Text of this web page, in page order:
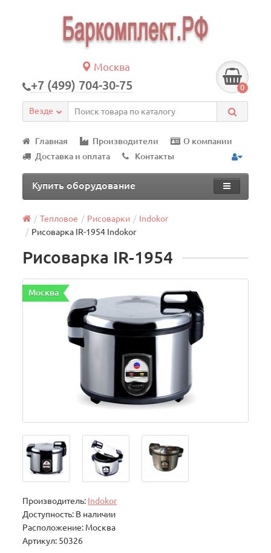
Москва
+7 (499) 704-30-75 0
Везде
Главная Производители
О компании
Доставка и оплата
Контакты
Купить оборудование
Тепловое Рисоварки
Indokor
Рисоварка IR-1954 Indokor
Рисоварка IR-1954
Москва
Производитель: Indokor
Доступность: В наличии
Расположение: Москва
Артикул: 50326